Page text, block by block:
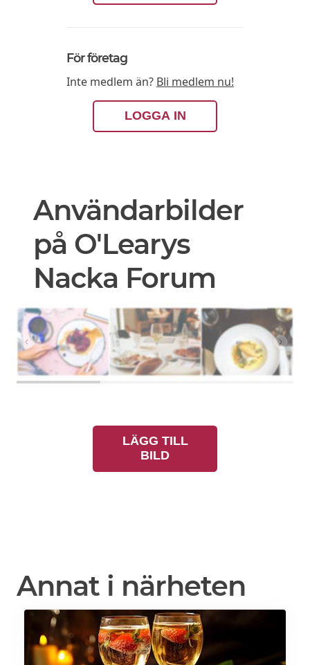
För företag
Inte medlem än? Bli medlem nu!
LOGGA IN
Användarbilder
på O'Learys
Nacka Forum
LÄGG TILL
BILD
Annat i närheten